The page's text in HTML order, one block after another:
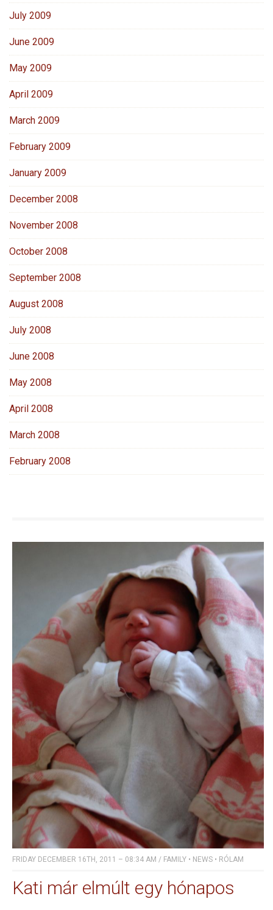
July 2009
June 2009
May 2009
April 2009
March 2009
February 2009
January 2009
December 2008
November 2008
October 2008
September 2008
August 2008
July 2008
June 2008
May 2008
April 2008
March 2008
February 2008
FRIDAY DECEMBER 16TH, 2011 – 08:34 AM / FAMILY • NEWS • RÓLAM
Kati már elmúlt egy hónapos